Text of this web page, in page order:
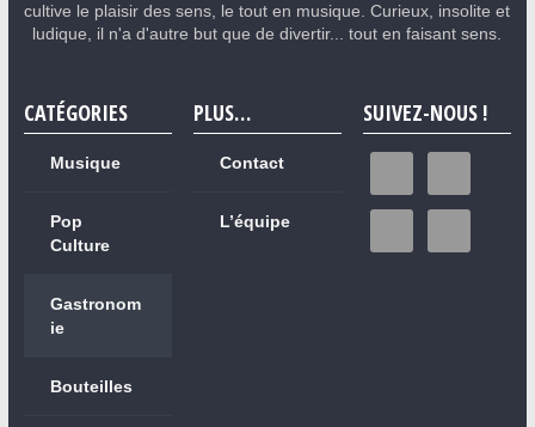
cultive le plaisir des sens, le tout en musique. Curieux, insolite et
ludique, il n'a d'autre but que de divertir... tout en faisant sens.
CATÉGORIES
Musique
Pop
Culture
Gastronom
ie
Bouteilles
PLUS…
Contact
L’équipe
SUIVEZ-NOUS !